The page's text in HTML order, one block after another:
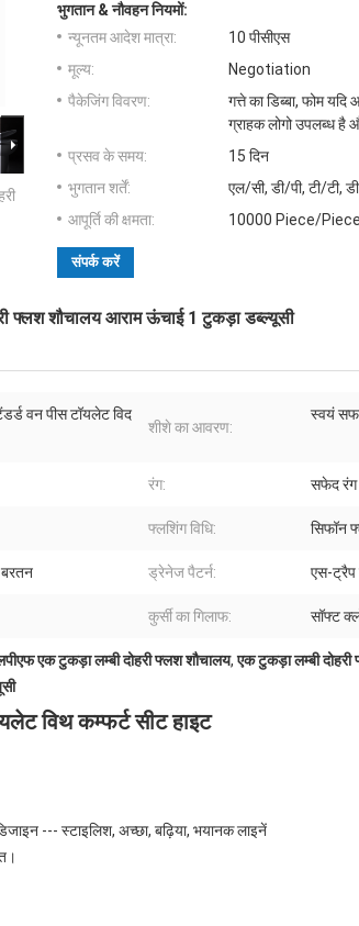
भुगतान & नौवहन नियमों:
न्यूनतम आदेश मात्रा:
10 पीसीएस
मूल्य:
Negotiation
पैकेजिंग विवरण:
गत्ते का डिब्बा, फोम
ग्राहक लोगो उपलब्ध है
प्रसव के समय:
15 दिन
भुगतान शर्तें:
एल/सी, डी/पी, टी/टी,
आपूर्ति की क्षमता:
10000 Piece/
संपर्क करें
फ्लश शौचालय आराम ऊंचाई 1 टुकड़ा डब्ल्यूसी
वन पीस टॉयलेट विद
शीशे का आवरण:
स्वयं
रंग: सफेद रंग
फ्लशिंग विधि: सिफॉन
बरतन ड्रेनेज पैटर्न: एस-ट्रैप
कुर्सी का गिलाफ: सॉफ्ट
एक टुकड़ा लम्बी दोहरी फ्लश शौचालय,एक टुकड़ा लम्बी
विथ कम्फर्ट सीट हाइट
--- स्टाइलिश, अच्छा, बढ़िया, भयानक लाइनें